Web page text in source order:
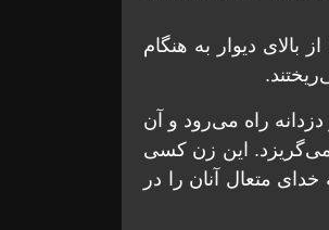
بالای دیوار به هنگام
راه می‌رود و آن
می‌گریزد. این زن کسی
متعال آنان را در